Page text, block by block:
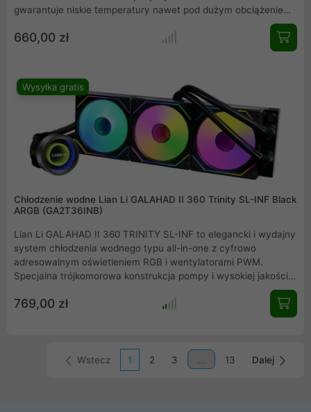
gwarantuje niskie temperatury nawet pod dużym obciążeniem.
Personalizuj swój zestaw dzięki wbudowanemu ekranowi LCD
2.1 i stwórz niepowtarzalne efekty wizualne. To idealny wybór
660,00 zł
Wysyłka gratis
Chłodzenie wodne Lian Li GALAHAD II 360 Trinity SL-INF Black
ARGB (GA2T36INB)
Lian Li GALAHAD II 360 TRINITY SL-INF to elegancki i wydajny
system chłodzenia wodnego typu all-in-one z cyfrowo
adresowalnym oświetleniem RGB i wentylatorami PWM.
Specjalna trójkomorowa konstrukcja pompy i wysokiej jakości
wentylatory SL-INF w formacie 120 mm zapewniają wydajne
chłodzenie. AiO posiada trzy wymienne pokrywy pompy, które
pozwalają dostosować wygląd systemu chłodzenia wodnego
769,00 zł
Wstecz 1 2 3 13 Dalej